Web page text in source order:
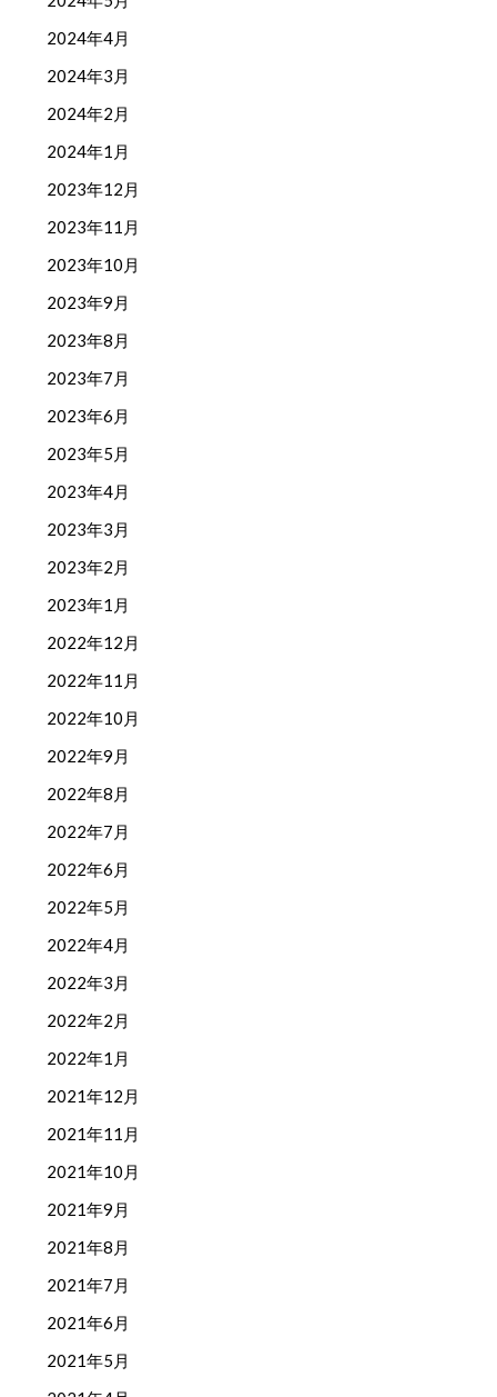
2024年4月
2024年3月
2024年2月
2024年1月
2023年12月
2023年11月
2023年10月
2023年9月
2023年8月
2023年7月
2023年6月
2023年5月
2023年4月
2023年3月
2023年2月
2023年1月
2022年12月
2022年11月
2022年10月
2022年9月
2022年8月
2022年7月
2022年6月
2022年5月
2022年4月
2022年3月
2022年2月
2022年1月
2021年12月
2021年11月
2021年10月
2021年9月
2021年8月
2021年7月
2021年6月
2021年5月